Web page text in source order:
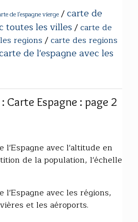
de l'espagne vierge/carte de
toutes les villes/carte de
regions/carte des regions
de l'espagne avec les
Carte Espagne : page 2
l'Espagne avec l'altitude en
de la population, l'échelle
l'Espagne avec les régions,
et les aéroports.